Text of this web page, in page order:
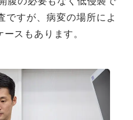
ですが、病変の場所によ
スもあります。